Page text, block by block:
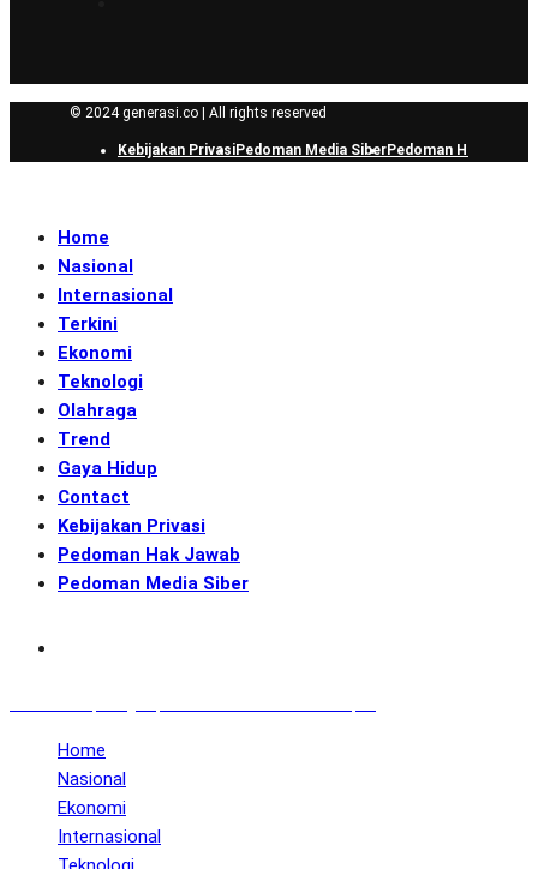
© 2024 generasi.co | All rights reserved
Kebijakan PrivasiPedoman Media SiberPedoman Hak Jawab
Home
Nasional
Internasional
Terkini
Ekonomi
Teknologi
Olahraga
Trend
Gaya Hidup
Contact
Kebijakan Privasi
Pedoman Hak Jawab
Pedoman Media Siber
Home
Nasional
Ekonomi
Internasional